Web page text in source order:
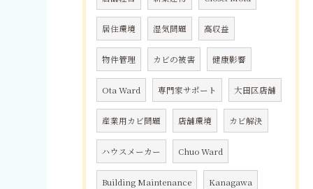
居住環境 湿気問題 高収益
物件管理 カビの被害 健康影響
Ota Ward 専門家サポート 大田区店舗
産業用カビ問題 店舗環境 カビ解決
ハウスメーカー Chuo Ward
Building Maintenance Kanagawa